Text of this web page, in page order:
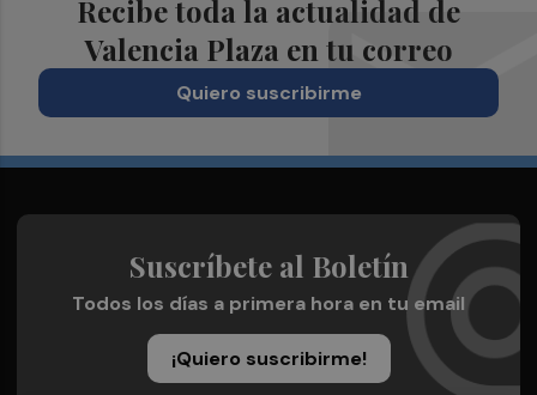
Recibe toda la actualidad de
Valencia Plaza en tu correo
Quiero suscribirme
Suscríbete al Boletín
Todos los días a primera hora en tu email
¡Quiero suscribirme!